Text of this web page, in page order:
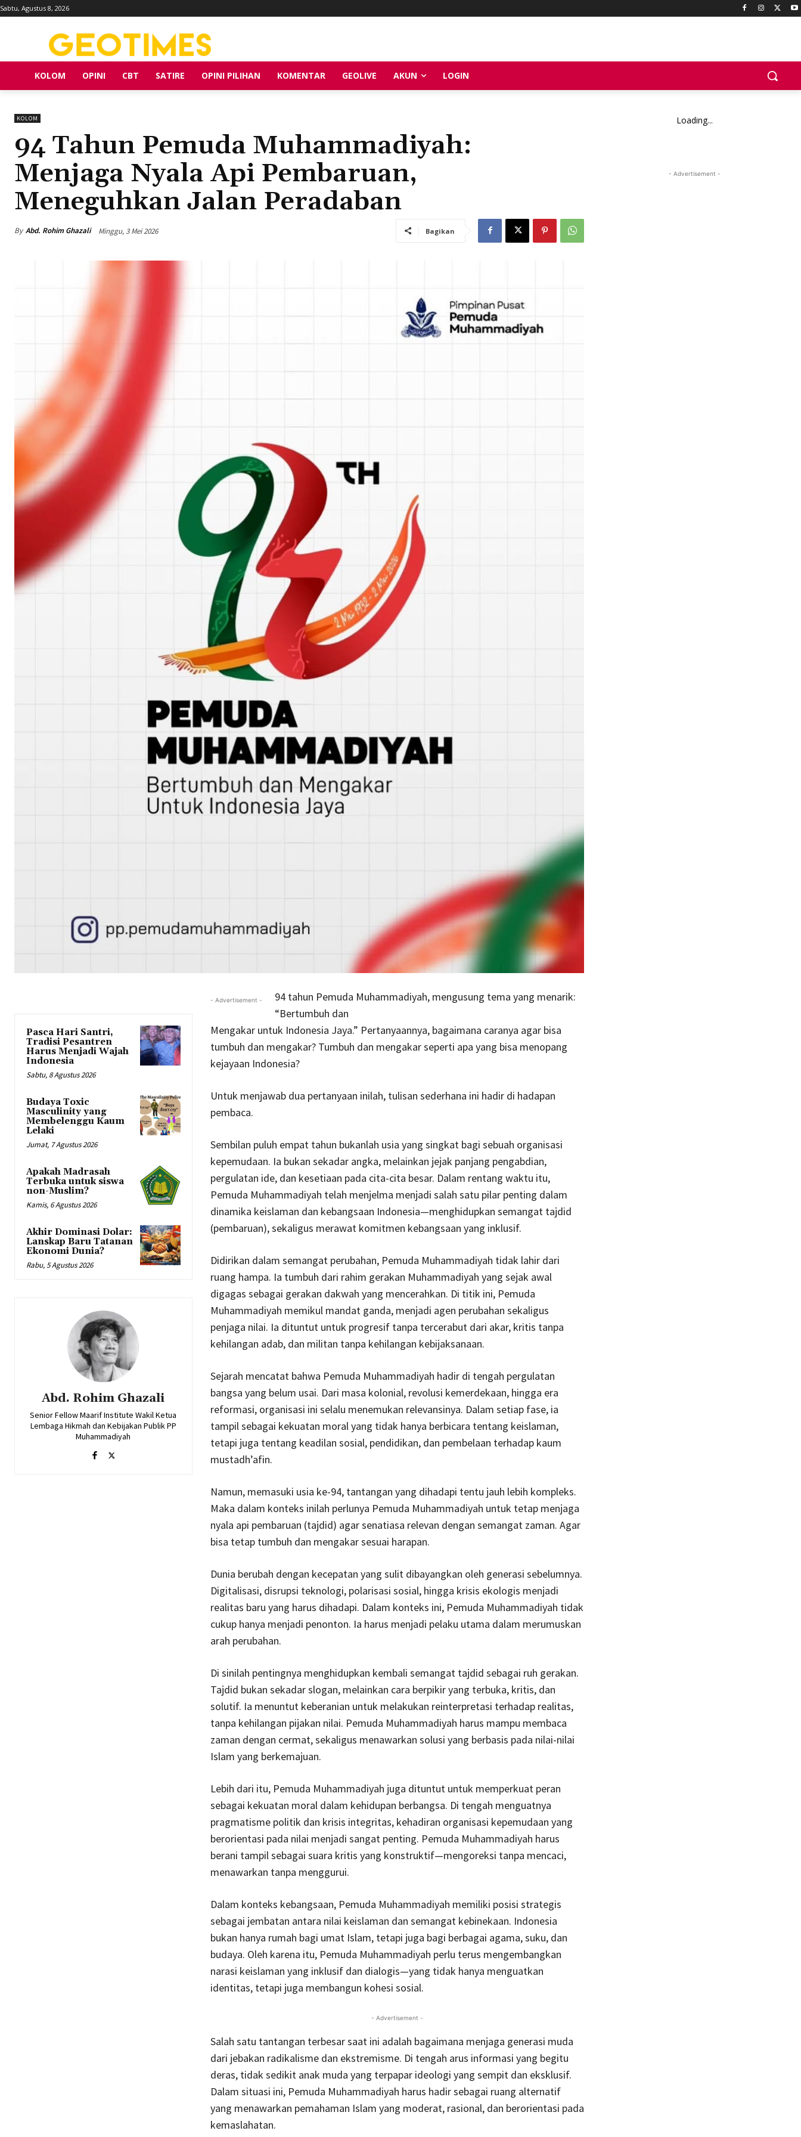
Sabtu, Agustus 8, 2026
KOLOM OPINI CBT SATIRE OPINI PILIHAN KOMENTAR GEOLIVE AKUN LOGIN
KOLOM
94 Tahun Pemuda Muhammadiyah:
Menjaga Nyala Api Pembaruan,
Meneguhkan Jalan Peradaban
By Abd. Rohim Ghazali Minggu, 3 Mei 2026 Bagikan
Pasca Hari Santri,
Tradisi Pesantren
Harus Menjadi Wajah
Indonesia
Sabtu, 8 Agustus 2026
Budaya Toxic
Masculinity yang
Membelenggu Kaum
Lelaki
Jumat, 7 Agustus 2026
Apakah Madrasah
Terbuka untuk siswa
non-Muslim?
Kamis, 6 Agustus 2026
Akhir Dominasi Dolar:
Lanskap Baru Tatanan
Ekonomi Dunia?
Rabu, 5 Agustus 2026
Abd. Rohim Ghazali
Senior Fellow Maarif Institute Wakil Ketua
Lembaga Hikmah dan Kebijakan Publik PP
Muhammadiyah
- Advertisement -
94 tahun Pemuda Muhammadiyah, mengusung tema yang menarik:
“Bertumbuh dan
Mengakar untuk Indonesia Jaya.” Pertanyaannya, bagaimana caranya agar bisa
tumbuh dan mengakar? Tumbuh dan mengakar seperti apa yang bisa menopang
kejayaan Indonesia?
Untuk menjawab dua pertanyaan inilah, tulisan sederhana ini hadir di hadapan
pembaca.
Sembilan puluh empat tahun bukanlah usia yang singkat bagi sebuah organisasi
kepemudaan. Ia bukan sekadar angka, melainkan jejak panjang pengabdian,
pergulatan ide, dan kesetiaan pada cita-cita besar. Dalam rentang waktu itu,
Pemuda Muhammadiyah telah menjelma menjadi salah satu pilar penting dalam
dinamika keislaman dan kebangsaan Indonesia—menghidupkan semangat tajdid
(pembaruan), sekaligus merawat komitmen kebangsaan yang inklusif.
Didirikan dalam semangat perubahan, Pemuda Muhammadiyah tidak lahir dari
ruang hampa. Ia tumbuh dari rahim gerakan Muhammadiyah yang sejak awal
digagas sebagai gerakan dakwah yang mencerahkan. Di titik ini, Pemuda
Muhammadiyah memikul mandat ganda, menjadi agen perubahan sekaligus
penjaga nilai. Ia dituntut untuk progresif tanpa tercerabut dari akar, kritis tanpa
kehilangan adab, dan militan tanpa kehilangan kebijaksanaan.
Sejarah mencatat bahwa Pemuda Muhammadiyah hadir di tengah pergulatan
bangsa yang belum usai. Dari masa kolonial, revolusi kemerdekaan, hingga era
reformasi, organisasi ini selalu menemukan relevansinya. Dalam setiap fase, ia
tampil sebagai kekuatan moral yang tidak hanya berbicara tentang keislaman,
tetapi juga tentang keadilan sosial, pendidikan, dan pembelaan terhadap kaum
mustadh’afin.
Namun, memasuki usia ke-94, tantangan yang dihadapi tentu jauh lebih kompleks.
Maka dalam konteks inilah perlunya Pemuda Muhammadiyah untuk tetap menjaga
nyala api pembaruan (tajdid) agar senatiasa relevan dengan semangat zaman. Agar
bisa tetap tumbuh dan mengakar sesuai harapan.
Dunia berubah dengan kecepatan yang sulit dibayangkan oleh generasi sebelumnya.
Digitalisasi, disrupsi teknologi, polarisasi sosial, hingga krisis ekologis menjadi
realitas baru yang harus dihadapi. Dalam konteks ini, Pemuda Muhammadiyah tidak
cukup hanya menjadi penonton. Ia harus menjadi pelaku utama dalam merumuskan
arah perubahan.
Di sinilah pentingnya menghidupkan kembali semangat tajdid sebagai ruh gerakan.
Tajdid bukan sekadar slogan, melainkan cara berpikir yang terbuka, kritis, dan
solutif. Ia menuntut keberanian untuk melakukan reinterpretasi terhadap realitas,
tanpa kehilangan pijakan nilai. Pemuda Muhammadiyah harus mampu membaca
zaman dengan cermat, sekaligus menawarkan solusi yang berbasis pada nilai-nilai
Islam yang berkemajuan.
Lebih dari itu, Pemuda Muhammadiyah juga dituntut untuk memperkuat peran
sebagai kekuatan moral dalam kehidupan berbangsa. Di tengah menguatnya
pragmatisme politik dan krisis integritas, kehadiran organisasi kepemudaan yang
berorientasi pada nilai menjadi sangat penting. Pemuda Muhammadiyah harus
berani tampil sebagai suara kritis yang konstruktif—mengoreksi tanpa mencaci,
menawarkan tanpa menggurui.
Dalam konteks kebangsaan, Pemuda Muhammadiyah memiliki posisi strategis
sebagai jembatan antara nilai keislaman dan semangat kebinekaan. Indonesia
bukan hanya rumah bagi umat Islam, tetapi juga bagi berbagai agama, suku, dan
budaya. Oleh karena itu, Pemuda Muhammadiyah perlu terus mengembangkan
narasi keislaman yang inklusif dan dialogis—yang tidak hanya menguatkan
identitas, tetapi juga membangun kohesi sosial.
- Advertisement -
Salah satu tantangan terbesar saat ini adalah bagaimana menjaga generasi muda
dari jebakan radikalisme dan ekstremisme. Di tengah arus informasi yang begitu
deras, tidak sedikit anak muda yang terpapar ideologi yang sempit dan eksklusif.
Dalam situasi ini, Pemuda Muhammadiyah harus hadir sebagai ruang alternatif
yang menawarkan pemahaman Islam yang moderat, rasional, dan berorientasi pada
kemaslahatan.
Loading...
- Advertisement -